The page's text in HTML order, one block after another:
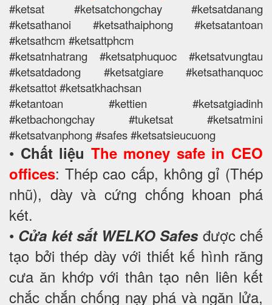
#ketsat #ketsatchongchay #ketsatdanang
#ketsathanoi #ketsathaiphong #ketsatantoan
#ketsathcm #ketsattphcm
#ketsatnhatrang #ketsatphuquoc #ketsatvungtau
#ketsatdadong #ketsatgiare #ketsathanquoc
#ketsattot #ketsatkhachsan
#ketantoan #kettien #ketsatgiadinh
#ketbachongchay #tuketsat #ketsatmini
#ketsatvanphong #safes #ketsatsieucuong
• Chất liệu The money safe in CEO
offices: Thép cao cấp, không gỉ (Thép
nhũ), dày và cứng chống khoan phá
két.
• Cửa két sắt WELKO Safesđược chế
tạo bởi thép dày với thiết kế hình răng
cưa ăn khớp với thân tạo nên liên kết
chắc chắn chống nạy phá và ngăn lửa,